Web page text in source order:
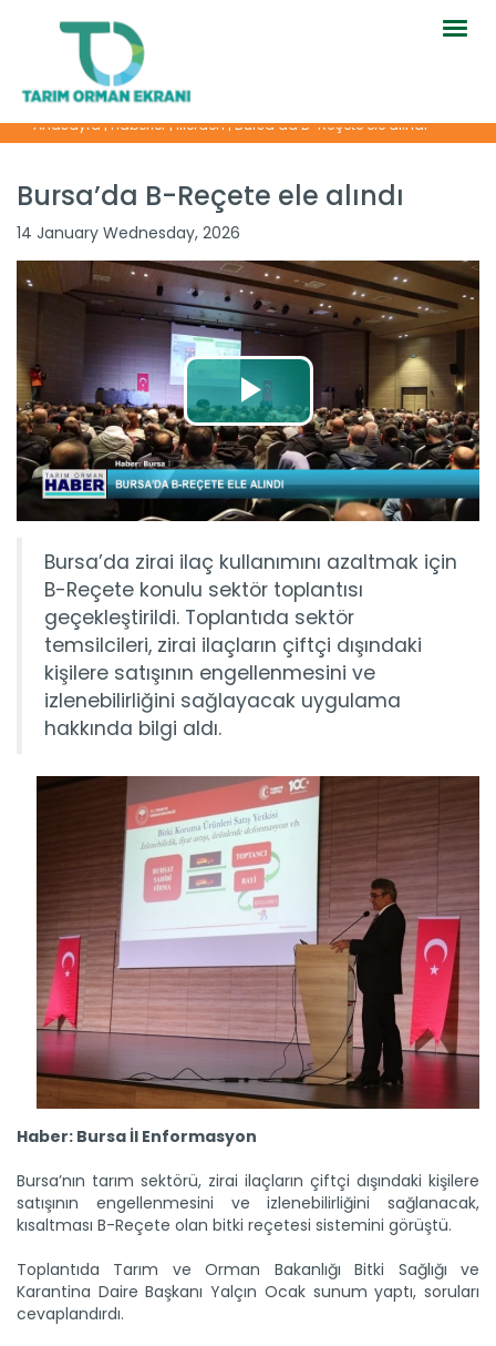
Anasayfa|Haberler|İllerden|Bursa’da B-Reçete ele alındı
Bursa’da B-Reçete ele alındı
14 January Wednesday, 2026
Bursa’da zirai ilaç kullanımını azaltmak için
B-Reçete konulu sektör toplantısı
geçekleştirildi. Toplantıda sektör
temsilcileri, zirai ilaçların çiftçi dışındaki
kişilere satışının engellenmesini ve
izlenebilirliğini sağlayacak uygulama
hakkında bilgi aldı.
Haber: Bursa İl Enformasyon
Bursa’nın tarım sektörü, zirai ilaçların çiftçi dışındaki kişilere
satışının engellenmesini ve izlenebilirliğini sağlanacak,
kısaltması B-Reçete olan bitki reçetesi sistemini görüştü.
Toplantıda Tarım ve Orman Bakanlığı Bitki Sağlığı ve
Karantina Daire Başkanı Yalçın Ocak sunum yaptı, soruları
cevaplandırdı.
Taşköprü sarımsağı...
Taşköprü Belediyesince bu yıl 36'ncısı düzenlenen
Uluslararası...
Devamını Oku ->